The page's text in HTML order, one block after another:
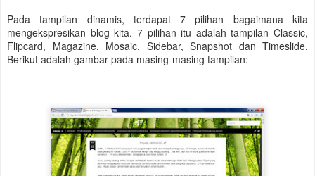
Pada tampilan dinamis, terdapat 7 pilihan bagaimana kita
mengekspresikan blog kita. 7 pilihan itu adalah tampilan Classic,
Flipcard, Magazine, Mosaic, Sidebar, Snapshot dan Timeslide.
Berikut adalah gambar pada masing-masing tampilan: